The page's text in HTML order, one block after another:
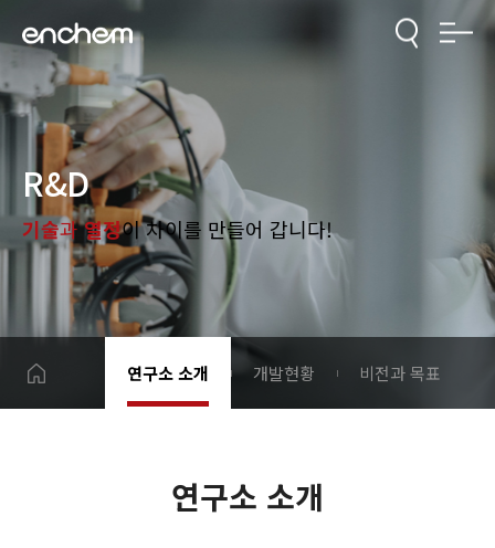
R&D
기술과열정이 차이를 만들어 갑니다!
연구소 소개 개발현황 비전과 목표
연구소 소개